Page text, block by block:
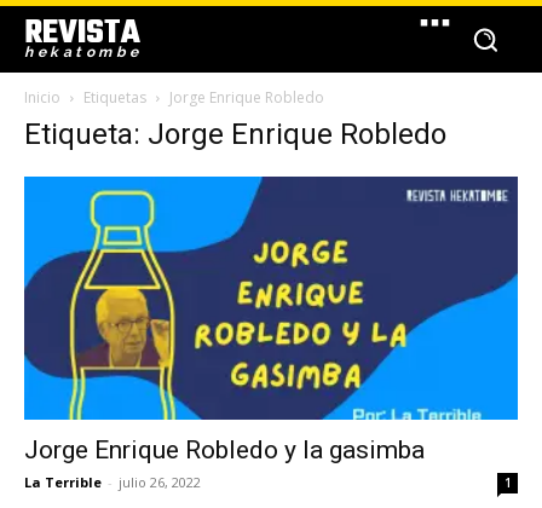
REVISTA
hekatombe
Inicio Etiquetas Jorge Enrique Robledo
Etiqueta: Jorge Enrique Robledo
Jorge Enrique Robledo y la gasimba
La Terrible - julio 26, 2022 1